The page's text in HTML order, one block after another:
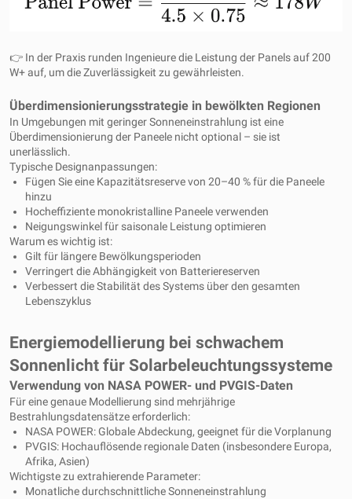
👉 In der Praxis runden Ingenieure die Leistung der Panels auf 200
W+ auf, um die Zuverlässigkeit zu gewährleisten.
Überdimensionierungsstrategie in bewölkten Regionen
In Umgebungen mit geringer Sonneneinstrahlung ist eine
Überdimensionierung der Paneele nicht optional – sie ist
unerlässlich.
Typische Designanpassungen:
Fügen Sie eine Kapazitätsreserve von 20–40 % für die Paneele
hinzu
Hocheffiziente monokristalline Paneele verwenden
Neigungswinkel für saisonale Leistung optimieren
Warum es wichtig ist:
Gilt für längere Bewölkungsperioden
Verringert die Abhängigkeit von Batteriereserven
Verbessert die Stabilität des Systems über den gesamten
Lebenszyklus
Energiemodellierung bei schwachem
Sonnenlicht für Solarbeleuchtungssysteme
Verwendung von NASA POWER- und PVGIS-Daten
Für eine genaue Modellierung sind mehrjährige
Bestrahlungsdatensätze erforderlich:
NASA POWER: Globale Abdeckung, geeignet für die Vorplanung
PVGIS: Hochauflösende regionale Daten (insbesondere Europa,
Afrika, Asien)
Wichtigste zu extrahierende Parameter:
Monatliche durchschnittliche Sonneneinstrahlung